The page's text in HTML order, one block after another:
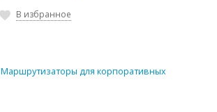
В избранное
Маршрутизаторы для корпоративных